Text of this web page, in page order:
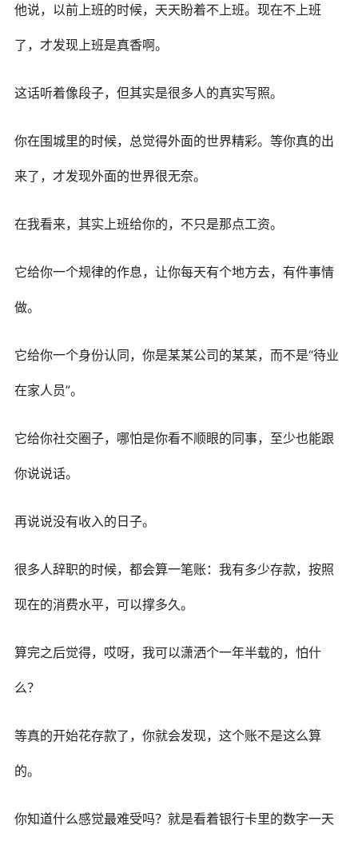
他说，以前上班的时候，天天盼着不上班。现在不上班
了，才发现上班是真香啊。
这话听着像段子，但其实是很多人的真实写照。
你在围城里的时候，总觉得外面的世界精彩。等你真的出
来了，才发现外面的世界很无奈。
在我看来，其实上班给你的，不只是那点工资。
它给你一个规律的作息，让你每天有个地方去，有件事情
做。
它给你一个身份认同，你是某某公司的某某，而不是“待业
在家人员”。
它给你社交圈子，哪怕是你看不顺眼的同事，至少也能跟
你说说话。
再说说没有收入的日子。
很多人辞职的时候，都会算一笔账：我有多少存款，按照
现在的消费水平，可以撑多久。
算完之后觉得，哎呀，我可以潇洒个一年半载的，怕什
么？
等真的开始花存款了，你就会发现，这个账不是这么算
的。
你知道什么感觉最难受吗？就是看着银行卡里的数字一天